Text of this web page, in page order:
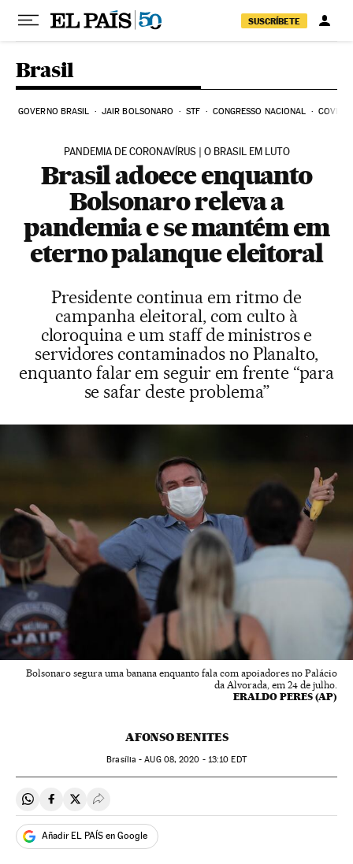
Pular para o conteúdo
SUSCRÍBETE
Brasil
GOVERNO BRASIL JAIR BOLSONARO STF CONGRESSO NACIONAL COVID-
PANDEMIA DE CORONAVÍRUS | O BRASIL EM LUTO
Brasil adoece enquanto
Bolsonaro releva a
pandemia e se mantém em
eterno palanque eleitoral
Presidente continua em ritmo de
campanha eleitoral, com culto à
cloroquina e um staff de ministros e
servidores contaminados no Planalto,
enquanto falar em seguir em frente “para
se safar deste problema”
Bolsonaro segura uma banana enquanto fala com apoiadores no Palácio
da Alvorada, em 24 de julho.
ERALDO PERES (AP)
AFONSO BENITES
Brasília -AUG08, 2020 - 13:10 EDT
Compartir en Whatsapp
Compartir en Facebook
Compartir en Twitter
Desplegar Redes Sociales
Añadir EL PAÍS en Google